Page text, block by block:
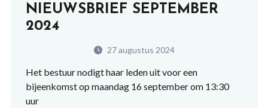
NIEUWSBRIEF SEPTEMBER
2024
27 augustus 2024
Het bestuur nodigt haar leden uit voor een
bijeenkomst op maandag 16 september om 13:30
uur